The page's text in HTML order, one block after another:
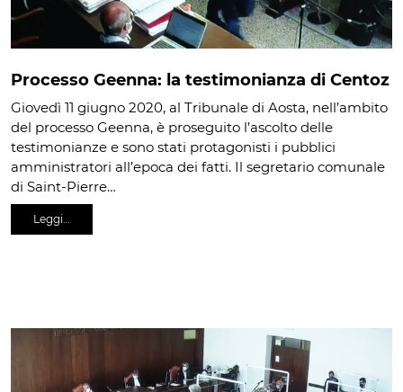
Processo Geenna: la testimonianza di Centoz
Giovedì 11 giugno 2020, al Tribunale di Aosta, nell’ambito
del processo Geenna, è proseguito l’ascolto delle
testimonianze e sono stati protagonisti i pubblici
amministratori all’epoca dei fatti. Il segretario comunale
di Saint-Pierre…
Leggi…